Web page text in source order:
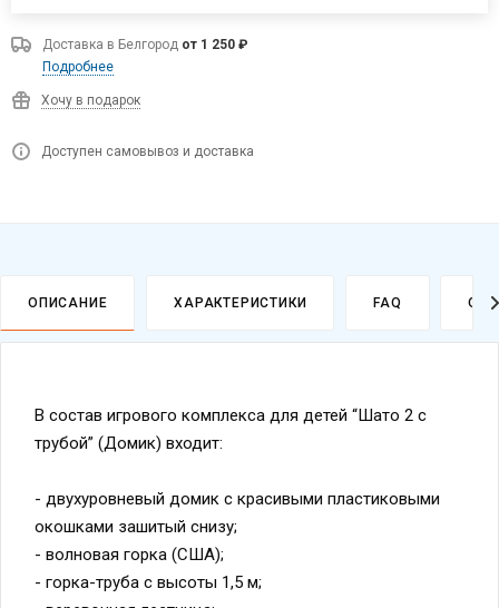
Доставка в Белгород от 1 250 ₽
Подробнее
Хочу в подарок
Доступен самовывоз и доставка
ОПИСАНИЕ ХАРАКТЕРИСТИКИ FAQ
В состав игрового комплекса для детей “Шато 2 с
трубой” (Домик) входит:
- двухуровневый домик с красивыми пластиковыми
окошками зашитый снизу;
- волновая горка (США);
- горка-труба с высоты 1,5 м;